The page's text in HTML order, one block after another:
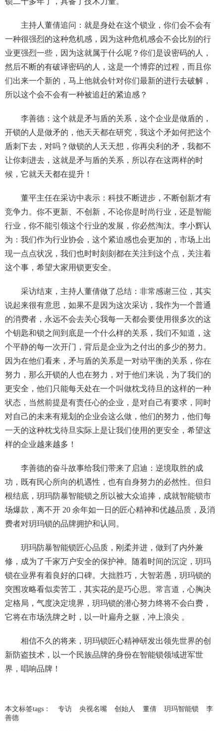
主持人董倩追问：就是身处在这个锁业，你们会不会有
一种很强烈的这种危机感，因为这种危机感会不会比别的行
业更强烈一些，因为这就属于什么呢？你们是设密码的人，
然后不断的有破译密码的人，这是一个博弈的过程，而且你
们出来一个新的，马上他就会针对你们最新的进行去破解，
所以这个会不会有一种被追赶的紧迫感？
李善德：这个就是矛与盾的关系，这个企业是做盾的，
开锁的人是做矛的，他天天都在研究，我这个矛如何把这个
盾刺下去，对吗？做锁的人天天想，你再尖利的矛，我都不
让你刺进去，这就是矛与盾的关系，所以存在这两样的时
候，它就天天都在提升！
董平主任在采访中表示：科技不断进步，不断创新才有
竞争力。你不更新、不创新，不论你是时尚行业，还是智能
行业，你不能引领这个行业的发展，你必然淘汰。李小辉认
为：我们作为行业协会，这个紧迫感也会更加的，市场上出
现一点点状况，我们也时时刻刻都在关注到这个点，关注着
这个事，希望大家用锁更安全。
采访结束，主持人董倩做了总结：非常感谢三位，其实
说起来很有意思，如果不是因为这次采访，我作为一个普通
的消费者，永远不会去关心我每一天都会要使用很多次的这
个钥匙和锁之间到底是一个什么样的关系，我们不知道，这
个平静的每一次开门，背后是企业为之付出的多少的努力。
因为在他们看来，矛与盾的关系是一对动平衡的关系，你在
努力，那么开锁的人也在努力，对于他们来说，为了我们的
更安全，他们只能每天处在一个叫做枕戈待旦的这样的一种
状态，当然前提是有责任心的企业，是对自己有要求，同时
对自己的未来有规划的企业会这么做，他们的努力，他们每
一天的这种枕戈待旦实际上是让我们使用的更安全，希望这
样的企业越来越多！
李善德的奋斗故事给我们带来了启迪：逆境取胜的成
功，既有民心所向的机遇性，也有自身努力的必然性。但归
根结底，玥玛防暴智能锁之所以被大众追捧，成就智能锁市
场爆款，离不开 20 余年如一日的匠心精神和优越品质，及消
费者对玥玛锁的品牌拥护和认同。
玥玛防暴智能锁匠心品质，刚柔并进，做到了内外兼
修，成为了千家万户安全的保护神。随着时间的沉淀，玥玛
锁在业界有着良好的口碑。大拙胜巧，大智若愚，玥玛锁的
突围攻略看似卖苦工，其实花的是巧心思。常言道，心胸决
定格局，气度决定境界，玥玛锁的潜心努力终将不会白费，
它将在市场洗牌之时，以一叶扁舟之躯，冲上浪尖 。
相信不久的将来，玥玛锁匠心精神研发出领先世界的创
新防盗技术，以一个民族品牌的身份在智能锁领域进军世
界，唱响品牌！
本文标签tags： 专访 央视名嘴 创始人 董倩 玥玛智能锁
李
善德